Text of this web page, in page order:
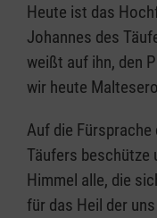
Heute ist das
Johannes des
weißt auf ihn, den
wir heute
Auf die
Täufers beschütze
Himmel alle, die
für das Heil der